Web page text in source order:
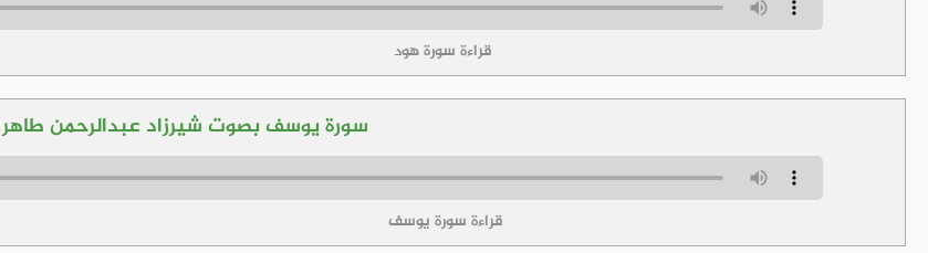
قراءة سورة هود
سورة يوسف بصوت شيرزاد عبدالرحمن طاهر
قراءة سورة يوسف